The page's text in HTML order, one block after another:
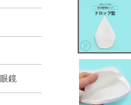
鏡